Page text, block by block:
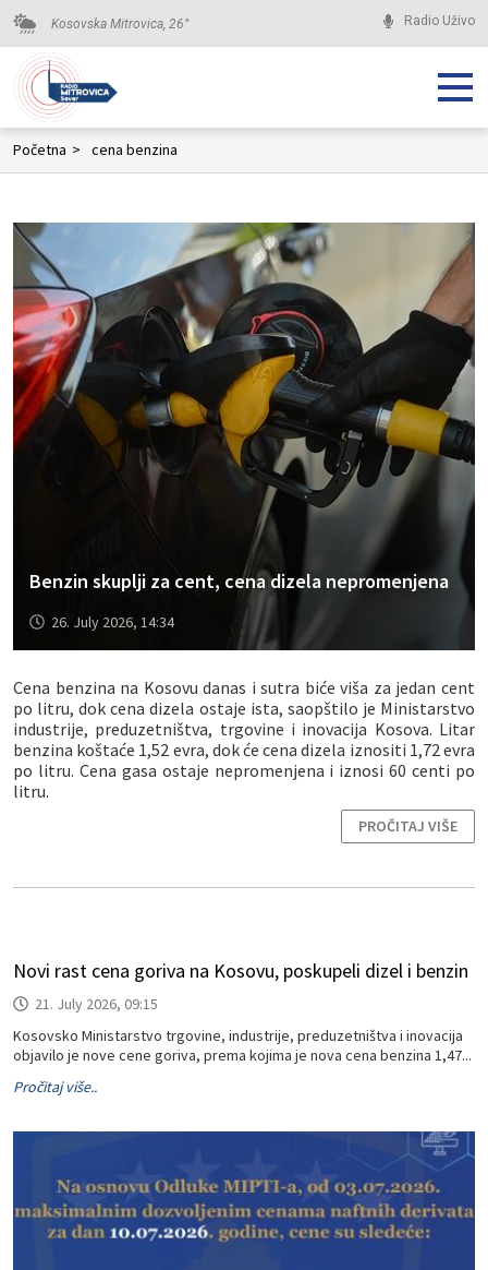
Kosovska Mitrovica, 26° Radio Uživo
Početna > cena benzina
Benzin skuplji za cent, cena dizela nepromenjena
26. July 2026, 14:34
Cena benzina na Kosovu danas i sutra biće viša za jedan cent
po litru, dok cena dizela ostaje ista, saopštilo je Ministarstvo
industrije, preduzetništva, trgovine i inovacija Kosova. Litar
benzina koštaće 1,52 evra, dok će cena dizela iznositi 1,72 evra
po litru. Cena gasa ostaje nepromenjena i iznosi 60 centi po
litru.
PROČITAJ VIŠE
Novi rast cena goriva na Kosovu, poskupeli dizel i benzin
21. July 2026, 09:15
Kosovsko Ministarstvo trgovine, industrije, preduzetništva i inovacija
objavilo je nove cene goriva, prema kojima je nova cena benzina 1,47...
Pročitaj više..